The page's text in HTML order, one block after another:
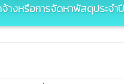
างหรือการจัดหาพัสดุประจำปี